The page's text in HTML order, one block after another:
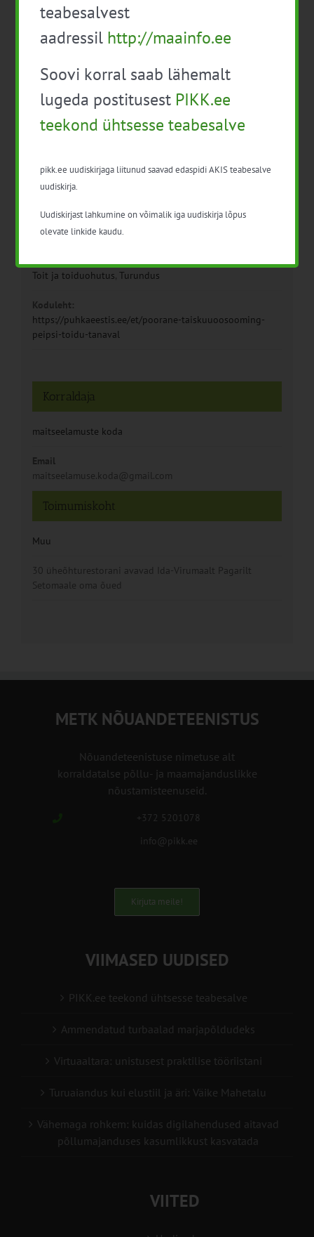
Kuupäev:
7. veebruar
Aeg:
17:00 - 23:30
Toit ja toiduohutus, Turundus
Koduleht:
https://puhkaeestis.ee/et/poorane-taiskuuoosooming-
peipsi-toidu-tanaval
Toimumiskoht
Muu
30 üheõhturestorani avavad Ida-Virumaalt Pagarilt
Setomaale oma õued
Korraldaja
maitseelamuste koda
Email
maitseelamuse.koda@gmail.com
METK NÕUANDETEENISTUS
Nõuandeteenistuse nimetuse alt
korraldatalse põllu- ja maamajanduslikke
nõustamisteenuseid.
+372 5201078
info@pikk.ee
Kirjuta meile!
VIIMASED UUDISED
PIKK.ee teekond ühtsesse teabesalve
Ammendatud turbaalad marjapõldudeks
Virtuaaltara: unistusest praktilise tööriistani
Turuaiandus kui elustiil ja äri: Väike Mahetalu
Vähemaga rohkem: kuidas digilahendused aitavad
põllumajanduses kasumlikkust kasvatada
VIITED
teabesalvest
aadressil http://maainfo.ee
Soovi korral saab lähemalt
lugeda postitusest PIKK.ee
teekond ühtsesse teabesalve
pikk.ee uudiskirjaga liitunud saavad edaspidi AKIS teabesalve
uudiskirja.
Uudiskirjast lahkumine on võimalik iga uudiskirja lõpus
olevate linkide kaudu.